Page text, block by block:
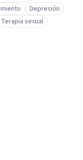
Depresión
Terapia sexual